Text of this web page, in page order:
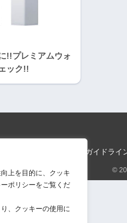
上を目的に、クッキ
ポリシーをご覧くだ
、クッキーの使用に
!!プレミアムウォ
ック!!
口コミ投稿ガイドライ
©